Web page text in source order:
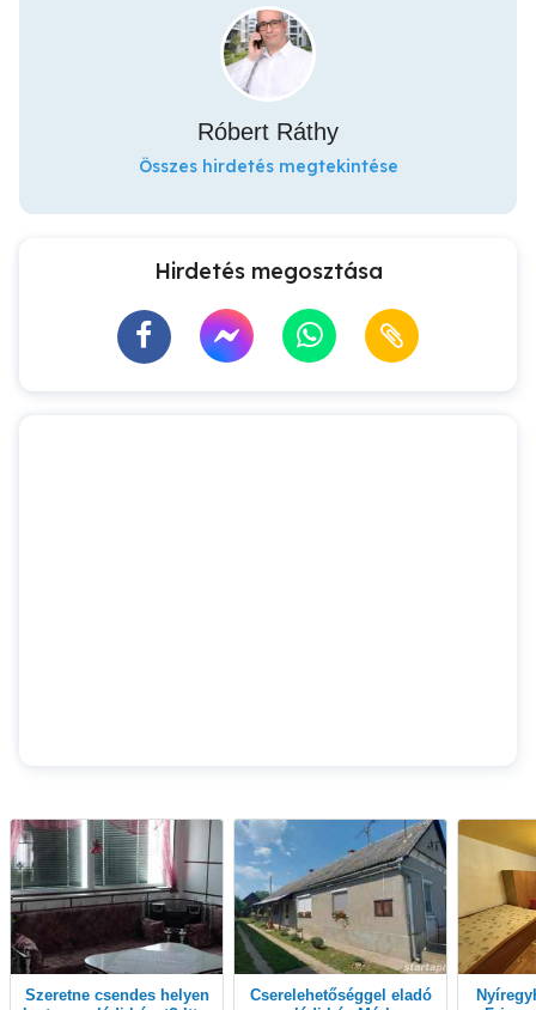
Róbert Ráthy
Összes hirdetés megtekintése
Hirdetés megosztása
Szeretne csendes helyen
Cserelehetőséggel eladó
Nyíregyházán a Korányi